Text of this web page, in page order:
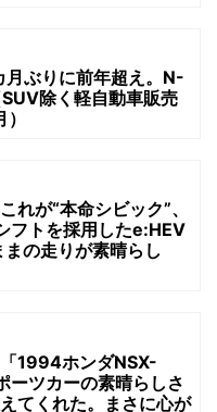
ぶりに前年超え。N-
除く軽自動車販売
れが“本命シビック”、
フトを採用したe:HEV
の走りが素晴らし
「1994ホンダNSX-
ーツカーの素晴らしさ
てくれた。まさに心が